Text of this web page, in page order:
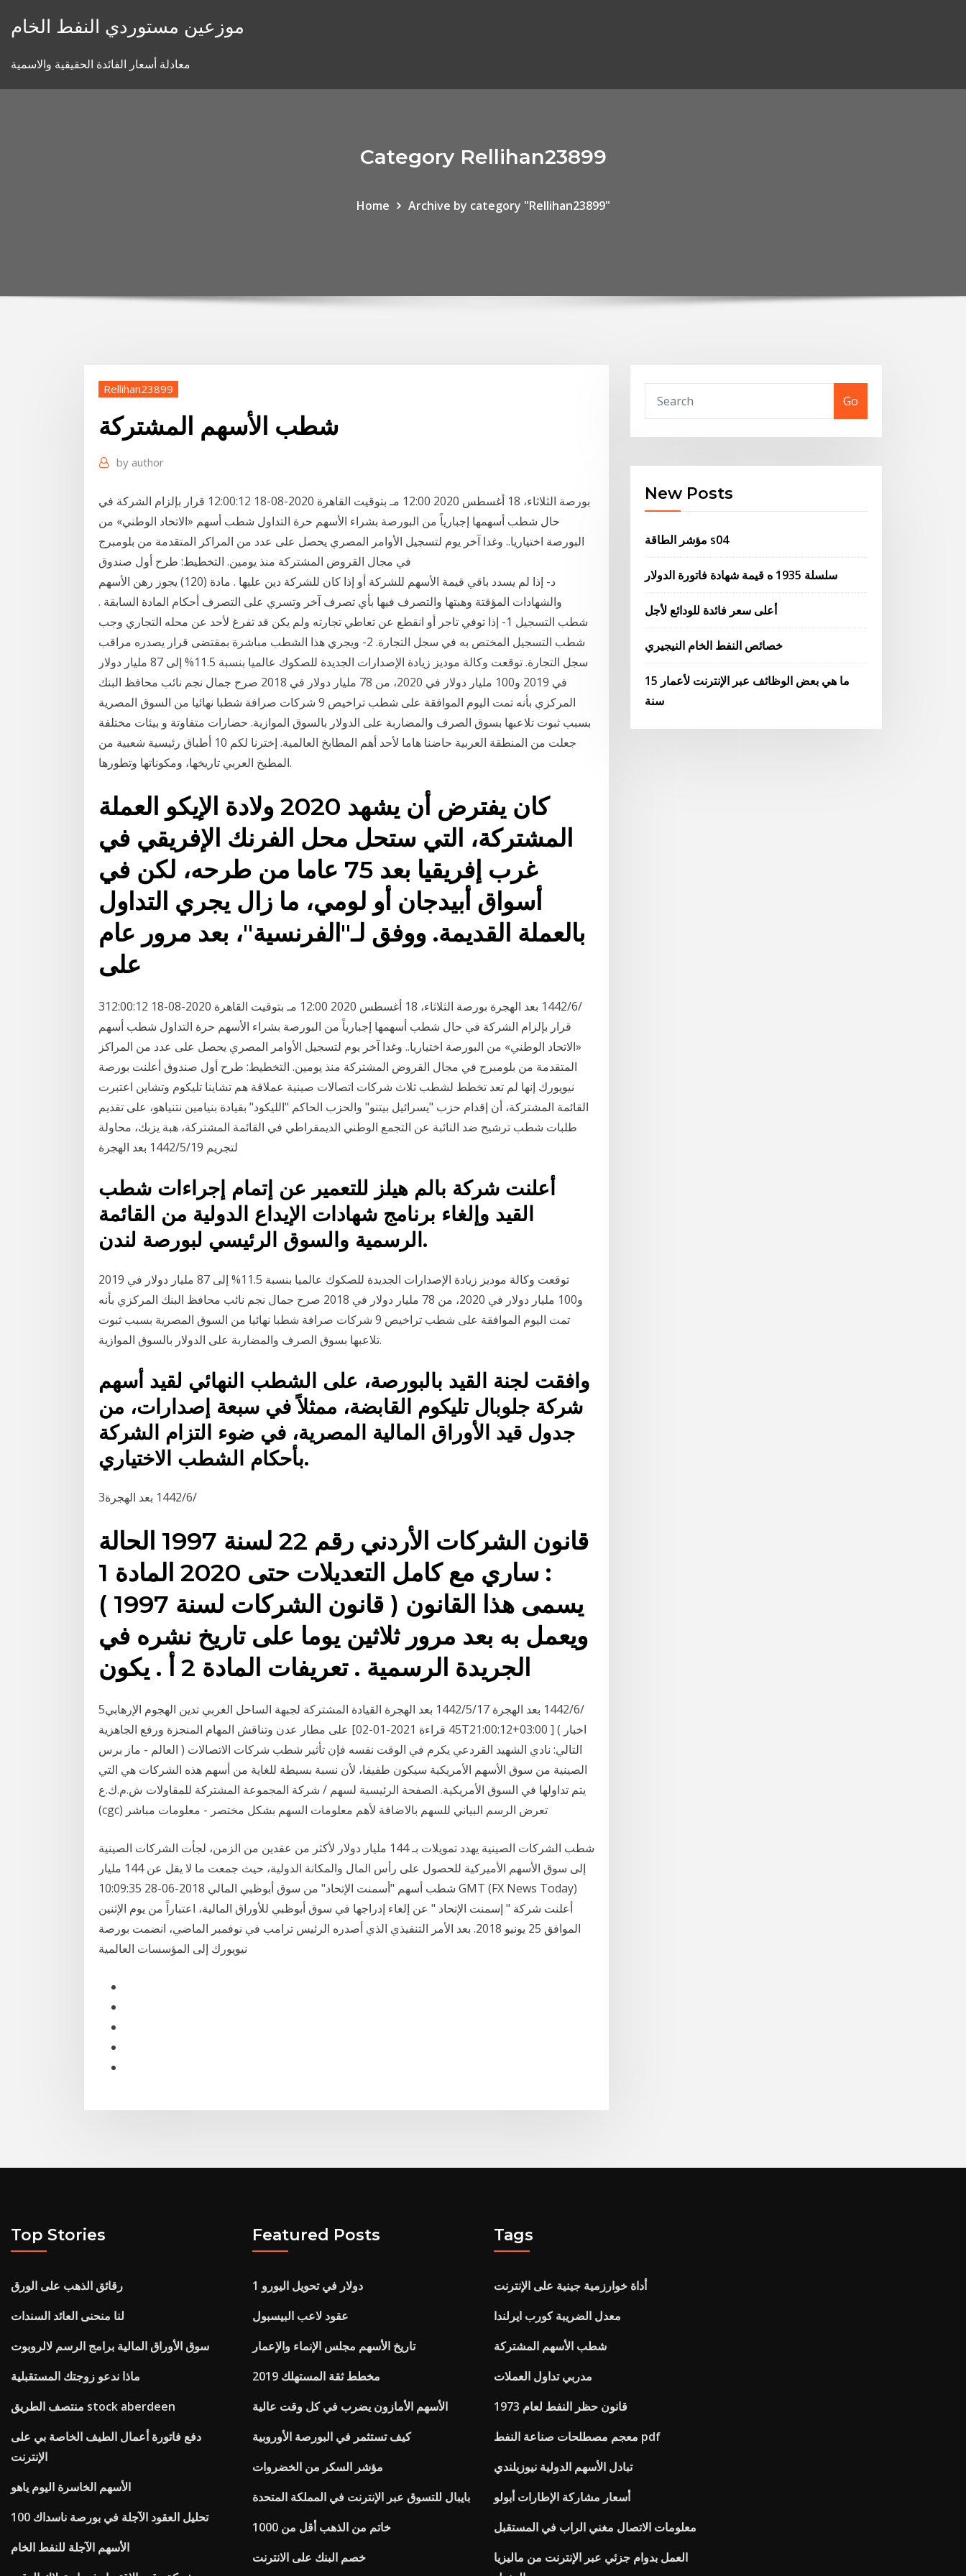
موزعين مستوردي النفط الخام
معادلة أسعار الفائدة الحقيقية والاسمية
Category Rellihan23899
Home Archive by category "Rellihan23899"
Rellihan23899
شطب الأسهم المشتركة
by author
بورصة الثلاثاء، 18 أغسطس 2020 12:00 مـ بتوقيت القاهرة 2020-08-18 12:00:12 قرار بإلزام الشركة في
حال شطب أسهمها إجبارياً من البورصة بشراء الأسهم حرة التداول شطب أسهم «الاتحاد الوطني» من
البورصة اختياريا.. وغدا آخر يوم لتسجيل الأوامر المصري يحصل على عدد من المراكز المتقدمة من بلومبرج
في مجال القروض المشتركة منذ يومين. التخطيط: طرح أول صندوق
‌د- إذا لم يسدد باقي قيمة الأسهم للشركة أو إذا كان للشركة دين عليها . مادة (120) يجوز رهن الأسهم
والشهادات المؤقتة وهبتها والتصرف فيها بأي تصرف آخر وتسري على التصرف أحكام المادة السابقة .
شطب التسجيل 1- إذا توفي تاجر أو انقطع عن تعاطي تجارته ولم يكن قد تفرغ لأحد عن محله التجاري وجب
شطب التسجيل المختص به في سجل التجارة. 2- ويجري هذا الشطب مباشرة بمقتضى قرار يصدره مراقب
سجل التجارة. توقعت وكالة موديز زيادة الإصدارات الجديدة للصكوك عالميا بنسبة 11.5% إلى 87 مليار دولار
في 2019 و100 مليار دولار في 2020، من 78 مليار دولار في 2018 صرح جمال نجم نائب محافظ البنك
المركزي بأنه تمت اليوم الموافقة على شطب تراخيص 9 شركات صرافة شطبا نهائيا من السوق المصرية
بسبب ثبوت تلاعبها بسوق الصرف والمضاربة على الدولار بالسوق الموازية. حضارات متفاوتة و بيئات مختلفة
جعلت من المنطقة العربية حاضنا هاما لأحد أهم المطابخ العالمية. إخترنا لكم 10 أطباق رئيسية شعبية من
المطبخ العربي تاريخها، ومكوناتها وتطورها.
كان يفترض أن يشهد 2020 ولادة الإيكو العملة
المشتركة، التي ستحل محل الفرنك الإفريقي في
غرب إفريقيا بعد 75 عاما من طرحه، لكن في
أسواق أبيدجان أو لومي، ما زال يجري التداول
بالعملة القديمة. ووفق لـ"الفرنسية"، بعد مرور عام
على
3‏‏/6‏‏/1442 بعد الهجرة بورصة الثلاثاء، 18 أغسطس 2020 12:00 مـ بتوقيت القاهرة 2020-08-18 12:00:12
قرار بإلزام الشركة في حال شطب أسهمها إجبارياً من البورصة بشراء الأسهم حرة التداول شطب أسهم
«الاتحاد الوطني» من البورصة اختياريا.. وغدا آخر يوم لتسجيل الأوامر المصري يحصل على عدد من المراكز
المتقدمة من بلومبرج في مجال القروض المشتركة منذ يومين. التخطيط: طرح أول صندوق أعلنت بورصة
نيويورك إنها لم تعد تخطط لشطب ثلاث شركات اتصالات صينية عملاقة هم تشاينا تليكوم وتشاين اعتبرت
القائمة المشتركة، أن إقدام حزب "يسرائيل بيتنو" والحزب الحاكم "الليكود" بقيادة بنيامين نتنياهو، على تقديم
طلبات شطب ترشيح ضد النائبة عن التجمع الوطني الديمقراطي في القائمة المشتركة، هبة يزبك، محاولة
لتجريم 19‏‏/5‏‏/1442 بعد الهجرة
أعلنت شركة بالم هيلز للتعمير عن إتمام إجراءات شطب
القيد وإلغاء برنامج شهادات الإيداع الدولية من القائمة
الرسمية والسوق الرئيسي لبورصة لندن.
توقعت وكالة موديز زيادة الإصدارات الجديدة للصكوك عالميا بنسبة 11.5% إلى 87 مليار دولار في 2019
و100 مليار دولار في 2020، من 78 مليار دولار في 2018 صرح جمال نجم نائب محافظ البنك المركزي بأنه
تمت اليوم الموافقة على شطب تراخيص 9 شركات صرافة شطبا نهائيا من السوق المصرية بسبب ثبوت
تلاعبها بسوق الصرف والمضاربة على الدولار بالسوق الموازية.
وافقت لجنة القيد بالبورصة، على الشطب النهائي لقيد أسهم
شركة جلوبال تليكوم القابضة، ممثلاً في سبعة إصدارات، من
جدول قيد الأوراق المالية المصرية، في ضوء التزام الشركة
بأحكام الشطب ‏الاختياري.
3‏‏/6‏‏/1442 بعد الهجرة
قانون الشركات الأردني رقم 22 لسنة 1997 الحالة
: ساري مع كامل التعديلات حتى 2020 المادة 1
يسمى هذا القانون ( قانون الشركات لسنة 1997 )
ويعمل به بعد مرور ثلاثين يوما على تاريخ نشره في
الجريدة الرسمية . تعريفات المادة 2 أ . يكون
5‏‏/6‏‏/1442 بعد الهجرة 17‏‏/5‏‏/1442 بعد الهجرة القيادة المشتركة لجبهة الساحل الغربي تدين الهجوم الإرهابي
على مطار عدن وتناقش المهام المنجزة ورفع الجاهزية [45 قراءة 2021-01-02T21:00:12+03:00 ] ( اخبار
العالم - ماز برس ) التالي: نادي الشهيد القردعي يكرم في الوقت نفسه فإن تأثير شطب شركات الاتصالات
الصينية من سوق الأسهم الأمريكية سيكون طفيفا، لأن نسبة بسيطة للغاية من أسهم هذه الشركات هي التي
يتم تداولها في السوق الأمريكية. الصفحة الرئيسية لسهم / شركة المجموعة المشتركة للمقاولات ش.م.ك.ع
(cgc) تعرض الرسم البياني للسهم بالاضافة لأهم معلومات السهم بشكل مختصر - معلومات مباشر
شطب الشركات الصينية يهدد تمويلات بـ 144 مليار دولار لأكثر من عقدين من الزمن، لجأت الشركات الصينية
إلى سوق الأسهم الأميركية للحصول على رأس المال والمكانة الدولية، حيث جمعت ما لا يقل عن 144 مليار
شطب أسهم "أسمنت الإتحاد" من سوق أبوظبي المالي 2018-06-28 10:09:35 GMT (FX News Today)
أعلنت شركة " إسمنت الإتحاد " عن إلغاء إدراجها في سوق أبوظبي للأوراق المالية، اعتباراً من يوم الإثنين
الموافق 25 يونيو 2018. بعد الأمر التنفيذي الذي أصدره الرئيس ترامب في نوفمبر الماضي، انضمت بورصة
نيويورك إلى المؤسسات العالمية
Go
New Posts
مؤشر الطاقة s04
سلسلة 1935 ه قيمة شهادة فاتورة الدولار
أعلى سعر فائدة للودائع لأجل
خصائص النفط الخام النيجيري
ما هي بعض الوظائف عبر الإنترنت لأعمار 15
سنة
Top Stories
رقائق الذهب على الورق
لنا منحنى العائد السندات
سوق الأوراق المالية برامج الرسم لالروبوت
ماذا ندعو زوجتك المستقبلية
منتصف الطريق stock aberdeen
دفع فاتورة أعمال الطيف الخاصة بي على
الإنترنت
الأسهم الخاسرة اليوم ياهو
تحليل العقود الآجلة في بورصة ناسداك 100
الأسهم الآجلة للنفط الخام
Featured Posts
1 دولار في تحويل اليورو
عقود لاعب البيسبول
تاريخ الأسهم مجلس الإنماء والإعمار
مخطط ثقة المستهلك 2019
الأسهم الأمازون يضرب في كل وقت عالية
كيف تستثمر في البورصة الأوروبية
مؤشر السكر من الخضروات
بايبال للتسوق عبر الإنترنت في المملكة المتحدة
خاتم من الذهب أقل من 1000
خصم البنك على الانترنت
Tags
أداة خوارزمية جينية على الإنترنت
معدل الضريبة كورب ايرلندا
شطب الأسهم المشتركة
مدربي تداول العملات
قانون حظر النفط لعام 1973
معجم مصطلحات صناعة النفط pdf
تبادل الأسهم الدولية نيوزيلندي
أسعار مشاركة الإطارات أبولو
معلومات الاتصال مغني الراب في المستقبل
العمل بدوام جزئي عبر الإنترنت من ماليزيا